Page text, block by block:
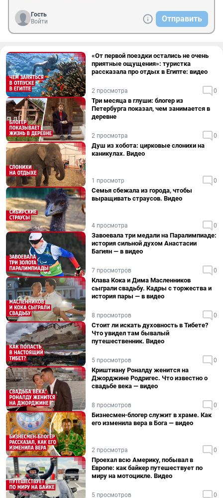
Гость
Войти
Отправить
«От первой поездки остались не очень
приятные ощущения»: туристка
рассказала про отдых в Египте: видео
2 просмотра 0
Три месяца в глуши: блогер из
Петербурга показал, чем занимается в
деревне
2 просмотра 0
Душ из хобота: цирковые слонихи на
каникулах. Видео
1 просмотр 0
Семья сбежала из города, чтобы
выращивать страусов. Видео
4 просмотра 0
Завоевала три медали на Паралимпиаде:
история сильной духом Анастасии
Багиян — в видео
7 просмотров 0
Клава Кока и Дима Масленников
сыграли свадьбу. Кадры с торжества и
история пары — в видео
8 просмотров 0
Стоит ли искать духовность в Тибете?
Что увидел там бывалый
путешественник. Видео
5 просмотров 0
Криштиану Роналду женится на
Джорджине Родригес. Что известно о
свадьбе века — видео
8 просмотров 0
Бизнесмен-блогер служит в храме. Как
его изменила вера в Бога — видео
2 просмотра 0
Проехал всю Америку, побывал в
Европе: как байкер путешествует по
миру на мотоцикле. Видео
5 просмотров 0